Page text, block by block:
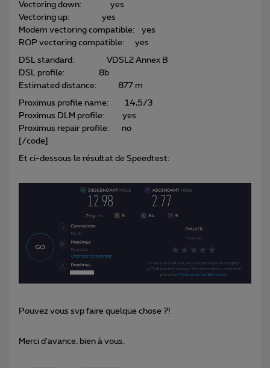
Vectoring down: yes
Vectoring up: yes
Modem vectoring compatible: yes
ROP vectoring compatible: yes
DSL standard: VDSL2 Annex B
DSL profile: 8b
Estimated distance: 877 m
Proximus profile name: 14,5/3
Proximus DLM profile: yes
Proximus repair profile: no
[/code]
Et ci-dessous le résultat de Speedtest:
Pouvez vous svp faire quelque chose ?!
Merci d'avance, bien à vous.